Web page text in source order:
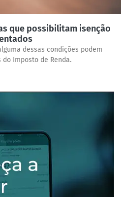
que possibilitam isenção
dessas condições podem
Imposto de Renda.